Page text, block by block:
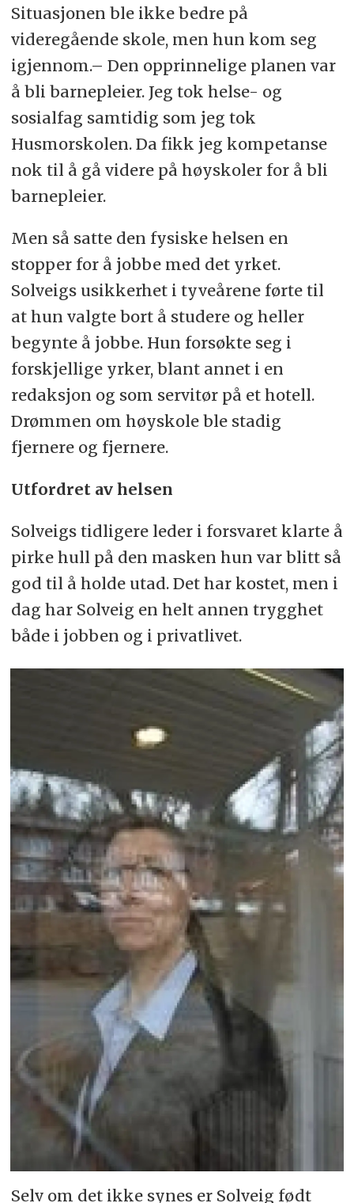
Situasjonen ble ikke bedre på
videregående skole, men hun kom seg
igjennom.– Den opprinnelige planen var
å bli barnepleier. Jeg tok helse- og
sosialfag samtidig som jeg tok
Husmorskolen. Da fikk jeg kompetanse
nok til å gå videre på høyskoler for å bli
barnepleier.
Men så satte den fysiske helsen en
stopper for å jobbe med det yrket.
Solveigs usikkerhet i tyveårene førte til
at hun valgte bort å studere og heller
begynte å jobbe. Hun forsøkte seg i
forskjellige yrker, blant annet i en
redaksjon og som servitør på et hotell.
Drømmen om høyskole ble stadig
fjernere og fjernere.
Utfordret av helsen
Solveigs tidligere leder i forsvaret klarte å
pirke hull på den masken hun var blitt så
god til å holde utad. Det har kostet, men i
dag har Solveig en helt annen trygghet
både i jobben og i privatlivet.
Selv om det ikke synes er Solveig født